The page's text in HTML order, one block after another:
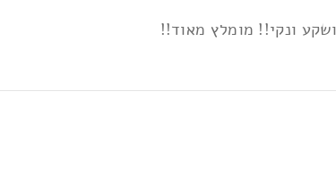
ונקי!! מומלץ מאוד!!